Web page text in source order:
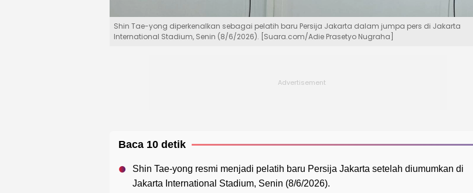
Shin Tae-yong diperkenalkan sebagai pelatih baru Persija Jakarta dalam jumpa pers di Jakarta
International Stadium, Senin (8/6/2026). [Suara.com/Adie Prasetyo Nugraha]
Baca 10 detik
Shin Tae-yong resmi menjadi pelatih baru Persija Jakarta setelah diumumkan di
Jakarta International Stadium, Senin (8/6/2026).